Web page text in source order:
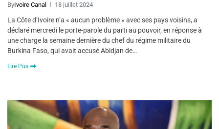
ByIvoire Canal 18 juillet 2024
La Côte d’Ivoire n’a « aucun problème » avec ses pays voisins, a
déclaré mercredi le porte-parole du parti au pouvoir, en réponse à
une charge la semaine dernière du chef du régime militaire du
Burkina Faso, qui avait accusé Abidjan de…
Lire Pus